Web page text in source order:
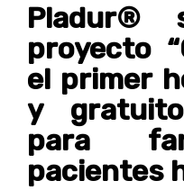
Pladur®
proyecto
el primer
y
para
pacientes